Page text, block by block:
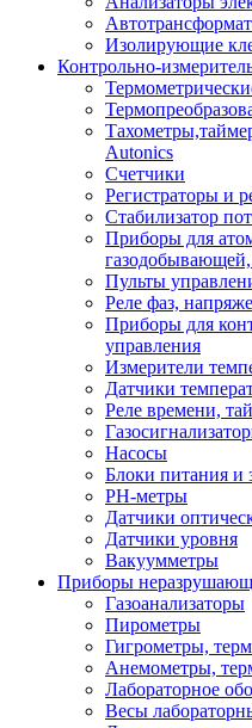
Изолирующие
Контрольно-
Autonics
Счетчики
Регистраторы и
Стабилизатор
Приборы для
Пульты
Реле фаз,
Приборы для
управления
Измерители
Датчики
Реле времени,
Насосы
Блоки питания и
PH-метры
Датчики
Датчики уровня
Вакуумметры
Приборы
Газоанализаторы
Пирометры
Гигрометры,
Анемометры,
Лабораторное
Весы